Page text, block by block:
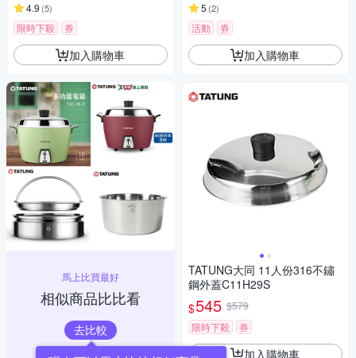
4.9 (5)
限時下殺 券
加入購物車
馬上比買最好
相似商品比比看
去比較
5 (2)
活動 券
加入購物車
TATUNG大同 11人份316不鏽
鋼外蓋C11H29S
$545 $579
限時下殺
券
加入購物車